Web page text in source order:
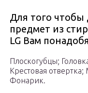
Для того чтобы
предмет из
LG Вам
Плоскогубцы;
Крестовая
Фонарик.